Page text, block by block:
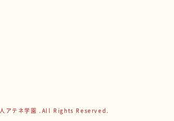
アテネ学園 .All Rights Reserved.